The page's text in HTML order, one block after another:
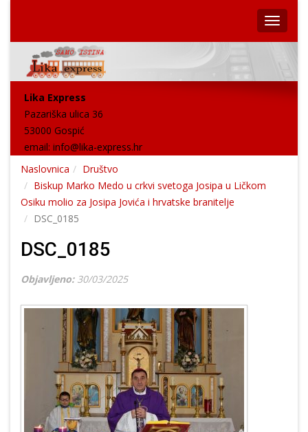
Lika Express
Pazariška ulica 36
53000 Gospić
email: info@lika-express.hr
Naslovnica
Društvo
Biskup Marko Medo u crkvi svetoga Josipa u Ličkom
Osiku molio za Josipa Jovića i hrvatske branitelje
DSC_0185
DSC_0185
Objavljeno: 30/03/2025